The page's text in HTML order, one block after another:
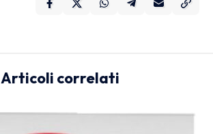
Articoli correlati